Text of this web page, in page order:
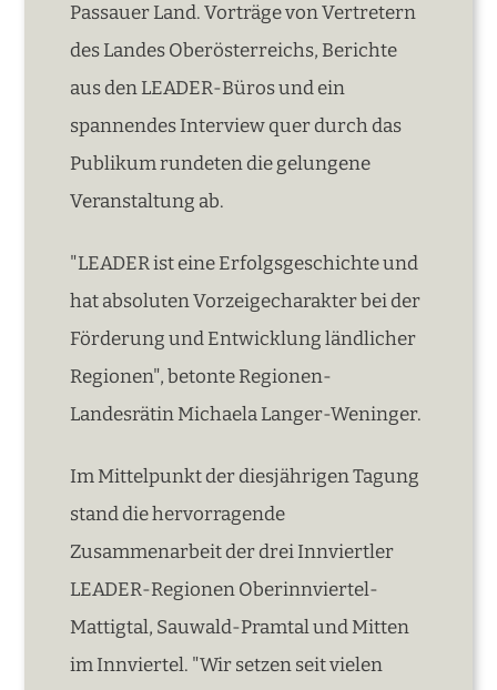
Passauer Land. Vorträge von Vertretern
des Landes Oberösterreichs, Berichte
aus den LEADER-Büros und ein
spannendes Interview quer durch das
Publikum rundeten die gelungene
Veranstaltung ab.
"LEADER ist eine Erfolgsgeschichte und
hat absoluten Vorzeigecharakter bei der
Förderung und Entwicklung ländlicher
Regionen", betonte Regionen-
Landesrätin Michaela Langer-Weninger.
Im Mittelpunkt der diesjährigen Tagung
stand die hervorragende
Zusammenarbeit der drei Innviertler
LEADER-Regionen Oberinnviertel-
Mattigtal, Sauwald-Pramtal und Mitten
im Innviertel. "Wir setzen seit vielen